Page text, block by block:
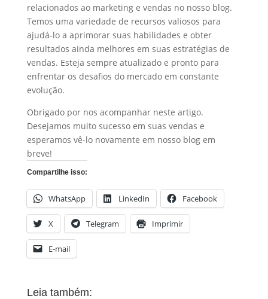
relacionados ao marketing e vendas no nosso blog.
Temos uma variedade de recursos valiosos para
ajudá-lo a aprimorar suas habilidades e obter
resultados ainda melhores em suas estratégias de
vendas. Esteja sempre atualizado e pronto para
enfrentar os desafios do mercado em constante
evolução.
Obrigado por nos acompanhar neste artigo.
Desejamos muito sucesso em suas vendas e
esperamos vê-lo novamente em nosso blog em
breve!
Compartilhe isso:
WhatsApp LinkedIn Facebook
X Telegram Imprimir
E-mail
Leia também: